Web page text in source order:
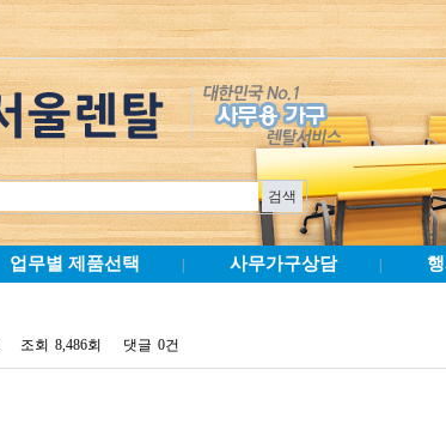
업무별 제품선택 사무가구상담
조회 8,486회 댓글 0건